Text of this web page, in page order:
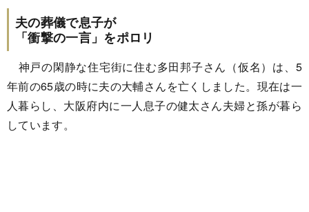
夫の葬儀で息子が
「衝撃の一言」をポロリ
神戸の閑静な住宅街に住む多田邦子さん（仮名）は、5
年前の65歳の時に夫の大輔さんを亡くしました。現在は一
人暮らし、大阪府内に一人息子の健太さん夫婦と孫が暮ら
しています。